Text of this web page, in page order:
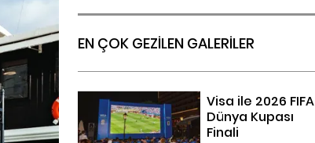
EN ÇOK GEZİLEN GALERİLER
Visa ile 2026 FIFA
Dünya Kupası
Finali